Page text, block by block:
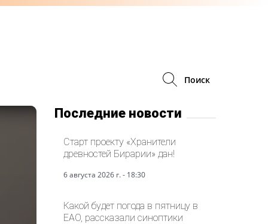
Поиск
Последние новости
Старт проекту «Хранители
древностей Бирарии» дан!
6 августа 2026 г. - 18:30
Какой будет погода в пятницу в
ЕАО, рассказали синоптики